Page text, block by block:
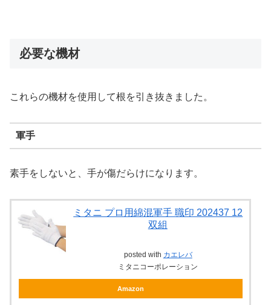
必要な機材
これらの機材を使用して根を引き抜きました。
軍手
素手をしないと、手が傷だらけになります。
ミタニ プロ用綿混軍手 職印 202437 12
双組
posted with カエレバ
ミタニコーポレーション
Amazon